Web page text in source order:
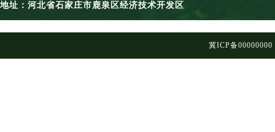
地址：河北省石家庄市鹿泉区经济技术开发区
冀ICP备00000000